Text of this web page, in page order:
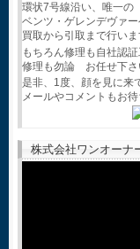
環状7号線沿い、唯一の
ベンツ・ゲレンデヴァ
買取から引取まで行いま
もちろん修理も自社認
修理も勿論 お任せ下さ
是非、1度、顔を見に来
メールやコメントもお待
株式会社ワンオー